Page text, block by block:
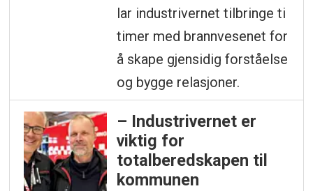
lar industrivernet tilbringe ti
timer med brannvesenet for
å skape gjensidig forståelse
og bygge relasjoner.
– Industrivernet er
viktig for
totalberedskapen til
kommunen